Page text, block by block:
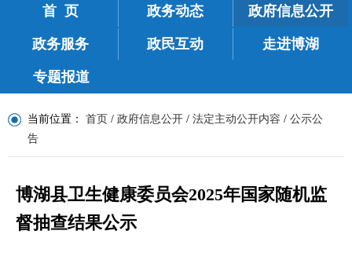
首 页 政务动态 政府信息公开
政务服务 政民互动 走进博湖
专题报道
当前位置： 首页 / 政府信息公开 / 法定主动公开内容 / 公示公
告
博湖县卫生健康委员会2025年国家随机监
督抽查结果公示